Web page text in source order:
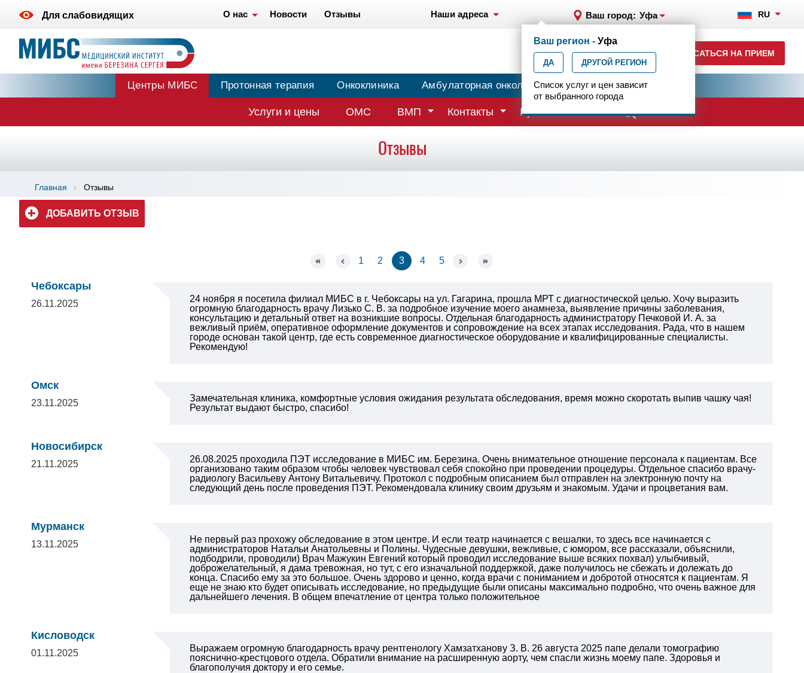
Для слабовидящих О нас Новости Отзывы Наши адреса Ваш город: Уфа RU
+7 (347) 246-03-35 ЗАПИСАТЬСЯ НА ПРИЕМ
Ваш регион - Уфа
ДА ДРУГОЙ РЕГИОН
Список услуг и цен зависит
от выбранного города
Центры МИБС Протонная терапия Онкоклиника Амбулаторная онкология Центр эпилептологии
Услуги и цены ОМС ВМП Контакты Врачи
Отзывы
Главная Отзывы
ДОБАВИТЬ ОТЗЫВ
1 2 3 4 5
Чебоксары
26.11.2025
24 ноября я посетила филиал МИБС в г. Чебоксары на ул. Гагарина, прошла МРТ с диагностической целью. Хочу выразить
огромную благодарность врачу Лизько С. В. за подробное изучение моего анамнеза, выявление причины заболевания,
консультацию и детальный ответ на возникшие вопросы. Отдельная благодарность администратору Печковой И. А. за
вежливый приём, оперативное оформление документов и сопровождение на всех этапах исследования. Рада, что в нашем
городе основан такой центр, где есть современное диагностическое оборудование и квалифицированные специалисты.
Рекомендую!
Омск
23.11.2025
Замечательная клиника, комфортные условия ожидания результата обследования, время можно скоротать выпив чашку чая!
Результат выдают быстро, спасибо!
Новосибирск
21.11.2025
26.08.2025 проходила ПЭТ исследование в МИБС им. Березина. Очень внимательное отношение персонала к пациентам. Все
организовано таким образом чтобы человек чувствовал себя спокойно при проведении процедуры. Отдельное спасибо врачу-
радиологу Васильеву Антону Витальевичу. Протокол с подробным описанием был отправлен на электронную почту на
следующий день после проведения ПЭТ. Рекомендовала клинику своим друзьям и знакомым. Удачи и процветания вам.
Мурманск
13.11.2025
Не первый раз прохожу обследование в этом центре. И если театр начинается с вешалки, то здесь все начинается с
администраторов Натальи Анатольевны и Полины. Чудесные девушки, вежливые, с юмором, все рассказали, объяснили,
подбодрили, проводили) Врач Мажукин Евгений который проводил исследование выше всяких похвал) улыбчивый,
доброжелательный, я дама тревожная, но тут, с его изначальной поддержкой, даже получилось не сбежать и долежать до
конца. Спасибо ему за это большое. Очень здорово и ценно, когда врачи с пониманием и добротой относятся к пациентам. Я
еще не знаю кто будет описывать исследование, но предыдущие были описаны максимально подробно, что очень важное для
дальнейшего лечения. В общем впечатление от центра только положительное
Кисловодск
01.11.2025
Выражаем огромную благодарность врачу рентгенологу Хамзатханову З. В. 26 августа 2025 папе делали томографию
пояснично-крестцового отдела. Обратили внимание на расширенную аорту, чем спасли жизнь моему папе. Здоровья и
благополучия доктору и его семье.